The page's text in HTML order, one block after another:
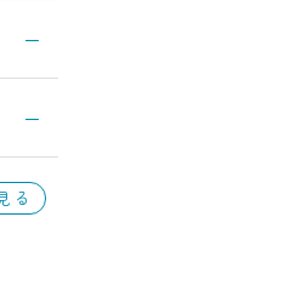
ー
ー
る